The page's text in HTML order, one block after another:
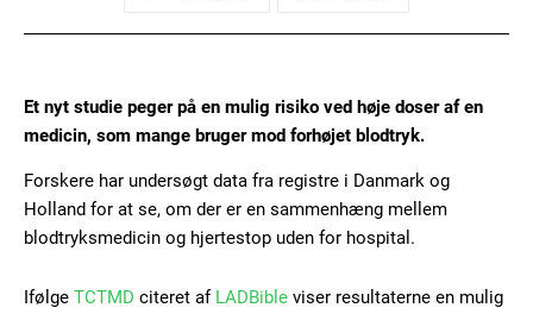
Et nyt studie peger på en mulig risiko ved høje doser af en
medicin, som mange bruger mod forhøjet blodtryk.
Forskere har undersøgt data fra registre i Danmark og
Holland for at se, om der er en sammenhæng mellem
blodtryksmedicin og hjertestop uden for hospital.
Ifølge TCTMD citeret af LADBible viser resultaterne en mulig